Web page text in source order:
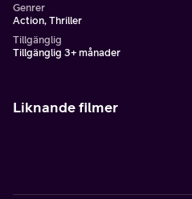
Genrer
Action, Thriller
Tillgänglig
Tillgänglig 3+ månader
Liknande filmer